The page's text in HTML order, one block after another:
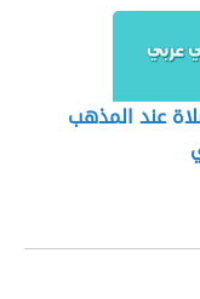
عند المذهب